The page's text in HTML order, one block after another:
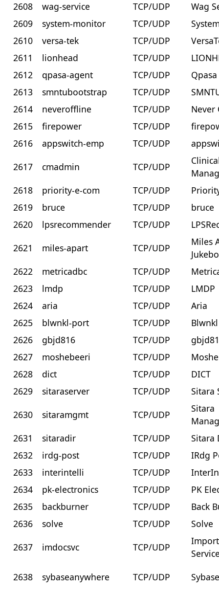
2608
wag-service TCP/UDP
Wag
2609
system-monitor TCP/UDP
2610
versa-tek TCP/UDP
2611
lionhead TCP/UDP
2612
qpasa-agent TCP/UDP
2613
smntubootstrap TCP/UDP
2614
neveroffline TCP/UDP
Never
2615
firepower TCP/UDP
2616
appswitch-emp TCP/UDP
2617
cmadmin TCP/UDP
2618
priority-e-com TCP/UDP
2619
bruce TCP/UDP
bruce
2620
lpsrecommender TCP/UDP
2621
miles-apart TCP/UDP
Miles
2622
metricadbc TCP/UDP
2623
lmdp TCP/UDP
LMDP
2624
aria TCP/UDP
Aria
2625
blwnkl-port TCP/UDP
2626
gbjd816 TCP/UDP
2627
moshebeeri TCP/UDP
2628
dict TCP/UDP
DICT
2629
sitaraserver TCP/UDP
Sitara
2630
sitaramgmt TCP/UDP
Sitara
2631
sitaradir TCP/UDP
Sitara
2632
irdg-post TCP/UDP
IRdg
2633
interintelli TCP/UDP
2634
pk-electronics TCP/UDP
PK
2635
backburner TCP/UDP
Back
2636
solve TCP/UDP
Solve
2637
imdocsvc TCP/UDP
2638
sybaseanywhere TCP/UDP